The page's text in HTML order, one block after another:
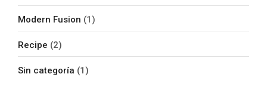
Modern Fusion (1)
Recipe (2)
Sin categoría (1)